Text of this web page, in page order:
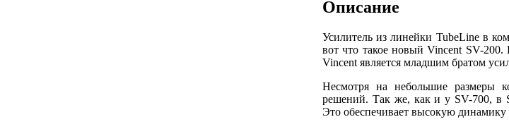
Описание
Усилитель из линейки TubeLine в
вот что такое новый Vincent SV-200.
Vincent является младшим братом
Несмотря на небольшие размеры
решений. Так же, как и у SV-700, в
Это обеспечивает высокую